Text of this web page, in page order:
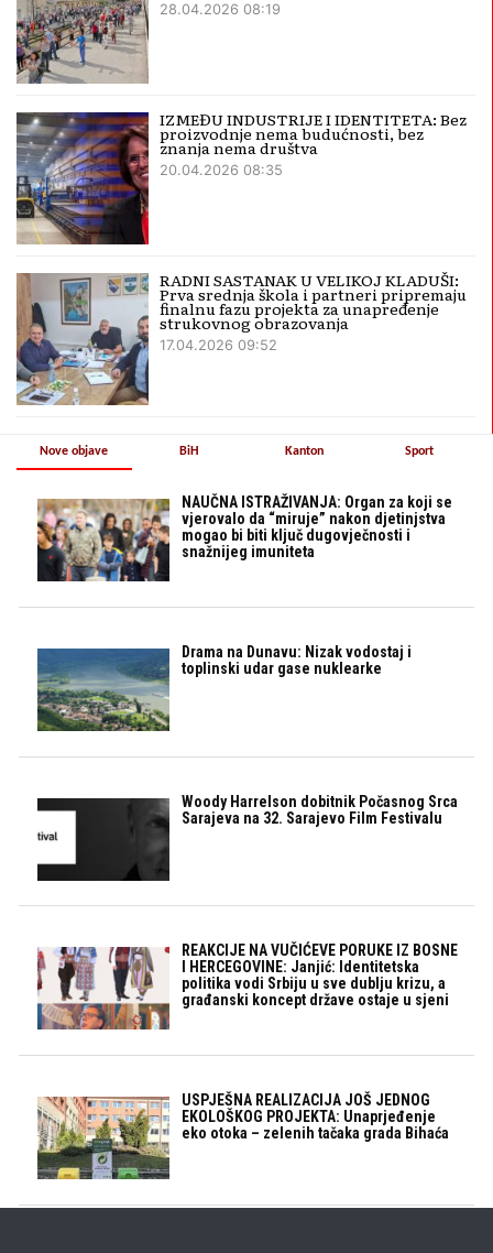
28.04.2026 08:19
IZMEĐU INDUSTRIJE I IDENTITETA: Bez
proizvodnje nema budućnosti, bez
znanja nema društva
20.04.2026 08:35
RADNI SASTANAK U VELIKOJ KLADUŠI:
Prva srednja škola i partneri pripremaju
finalnu fazu projekta za unapređenje
strukovnog obrazovanja
17.04.2026 09:52
Nove objave
NAUČNA ISTRAŽIVANJA: Organ za koji se
vjerovalo da “miruje” nakon djetinjstva
mogao bi biti ključ dugovječnosti i
snažnijeg imuniteta
Drama na Dunavu: Nizak vodostaj i
toplinski udar gase nuklearke
Woody Harrelson dobitnik Počasnog Srca
Sarajeva na 32. Sarajevo Film Festivalu
REAKCIJE NA VUČIĆEVE PORUKE IZ BOSNE
I HERCEGOVINE: Janjić: Identitetska
politika vodi Srbiju u sve dublju krizu, a
građanski koncept države ostaje u sjeni
USPJEŠNA REALIZACIJA JOŠ JEDNOG
EKOLOŠKOG PROJEKTA: Unaprjeđenje
eko otoka – zelenih tačaka grada Bihaća
BiH Kanton Sport